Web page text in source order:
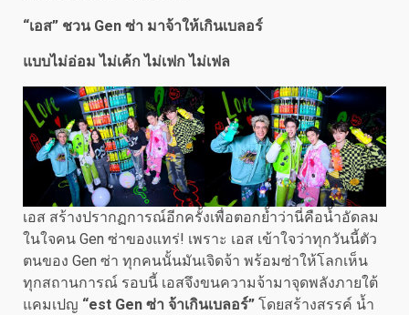
“เอส” ชวน Gen ซ่า มาจ้าให้เกินเบลอร์
แบบไม่อ่อม ไม่เค้ก ไม่เฟก ไม่เฟล
เอส สร้างปรากฏการณ์อีกครั้งเพื่อตอกย้ำว่านี่คือน้ำอัดลม
ในใจคน Gen ซ่าของแทร่! เพราะ เอส เข้าใจว่าทุกวันนี้ตัว
ตนของ Gen ซ่า ทุกคนนั้นมันเจิดจ้า พร้อมซ่าให้โลกเห็น
ทุกสถานการณ์ รอบนี้ เอสจึงขนความจ้ามาจุดพลังภายใต้
แคมเปญ “est Gen ซ่า จ้าเกินเบลอร์” โดยสร้างสรรค์ น้ำ